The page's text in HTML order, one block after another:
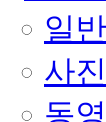
일
사
동